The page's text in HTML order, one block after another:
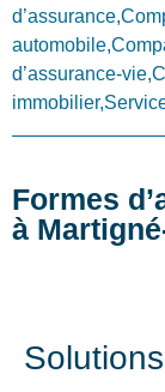
d’assurance-
Formes
à